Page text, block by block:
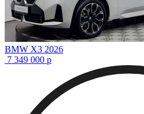
BMW X3 2026
7 349 000 р